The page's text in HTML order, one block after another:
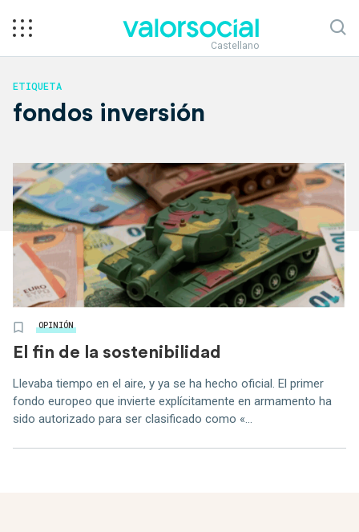
Castellano
ETIQUETA
fondos inversión
OPINIÓN
El fin de la sostenibilidad
Llevaba tiempo en el aire, y ya se ha hecho oficial. El primer
fondo europeo que invierte explícitamente en armamento ha
sido autorizado para ser clasificado como «...